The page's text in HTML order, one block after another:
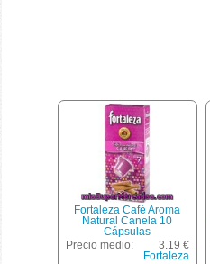
Fortaleza Café Aroma
Natural Canela 10
Cápsulas
Precio medio:
3.19 €
Fortaleza